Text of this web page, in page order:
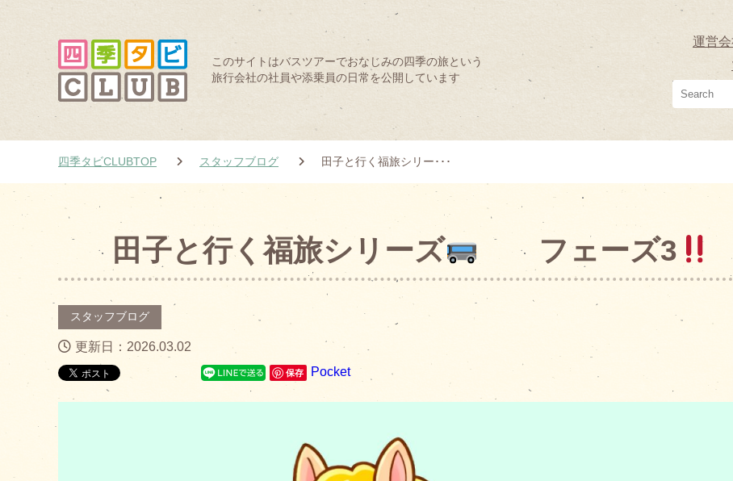
このサイトはバスツアーでおなじみの四季の旅という
旅行会社の社員や添乗員の日常を公開しています
運営
四季タビCLUBTOP スタッフブログ 田子と行く福旅シリー･･･
田子と行く福旅シリーズ フェーズ3
スタッフブログ
更新日：2026.03.02
保存 Pocket